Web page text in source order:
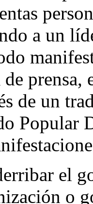
a un
de un
Popular
el
o